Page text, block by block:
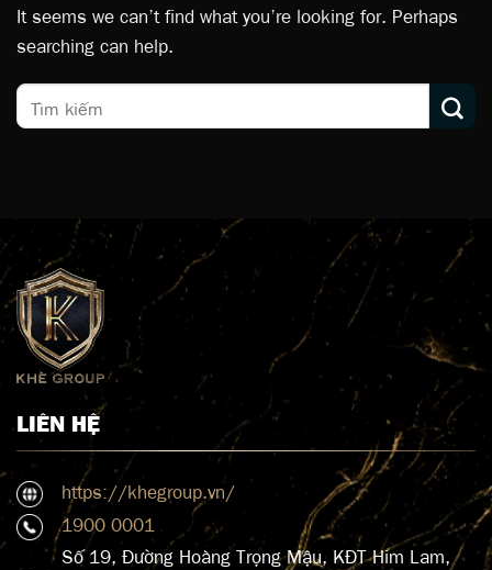
It seems we can’t find what you’re looking for. Perhaps
searching can help.
LIÊN HỆ
https://khegroup.vn/
1900 0001
Số 19, Đường Hoàng Trọng Mậu, KĐT Him Lam,